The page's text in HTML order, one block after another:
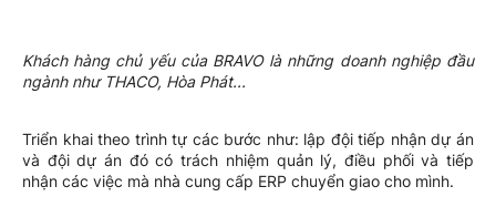
Khách hàng chủ yếu của BRAVO là những doanh nghiệp đầu
ngành như THACO, Hòa Phát...
Triển khai theo trình tự các bước như: lập đội tiếp nhận dự án
và đội dự án đó có trách nhiệm quản lý, điều phối và tiếp
nhận các việc mà nhà cung cấp ERP chuyển giao cho mình.